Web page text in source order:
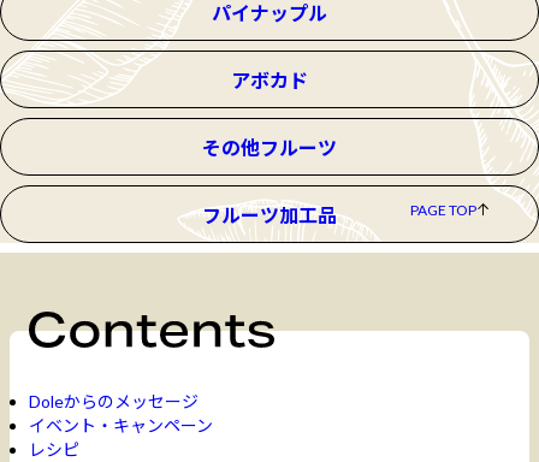
パイナップル
アボカド
その他フルーツ
フルーツ加工品 PAGE TOP
Doleからのメッセージ
イベント・キャンペーン
レシピ